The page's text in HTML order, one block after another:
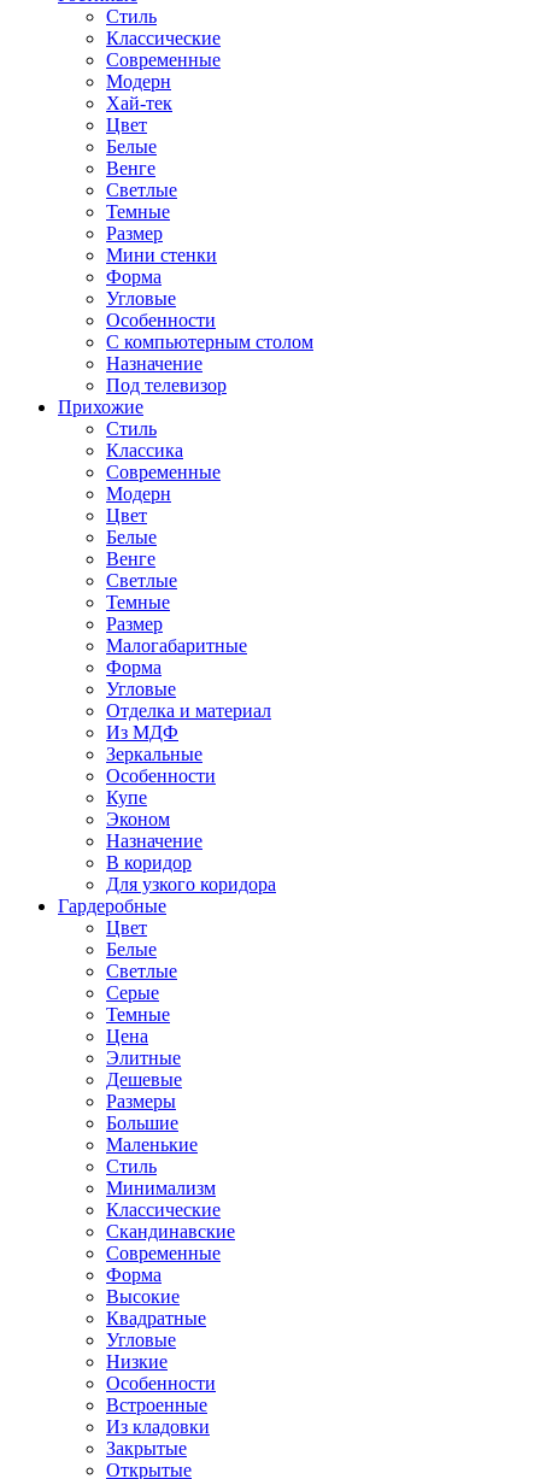
Стиль
Классические
Современные
Модерн
Хай-тек
Цвет
Белые
Венге
Светлые
Темные
Размер
Мини стенки
Форма
Угловые
Особенности
С компьютерным столом
Назначение
Под телевизор
Прихожие
Стиль
Классика
Современные
Модерн
Цвет
Белые
Венге
Светлые
Темные
Размер
Малогабаритные
Форма
Угловые
Отделка и материал
Из МДФ
Зеркальные
Особенности
Купе
Эконом
Назначение
В коридор
Для узкого коридора
Гардеробные
Цвет
Белые
Светлые
Серые
Темные
Цена
Элитные
Дешевые
Размеры
Большие
Маленькие
Стиль
Минимализм
Классические
Скандинавские
Современные
Форма
Высокие
Квадратные
Угловые
Низкие
Особенности
Встроенные
Из кладовки
Закрытые
Открытые